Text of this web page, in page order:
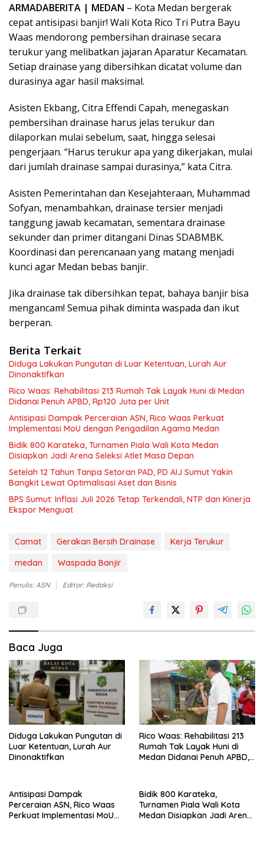
c
e
b
o
o
i
t
t
e
r
n
k
e
d
I
n
e
a
t
s
A
p
ARMADABERITA | MEDAN – Kota Medan bergerak
cepat antisipasi banjir! Wali Kota Rico Tri Putra Bayu
Waas mendorong pembersihan drainase secara
terukur yang melibatkan jajaran Aparatur Kecamatan.
Setiap drainase yang dibersihkan dicatat volume dan
durasinya agar hasil maksimal.
Asisten Ekbang, Citra Effendi Capah, menegaskan
pembersihan drainase harus jelas terukur dan
dilaporkan mulai sebelum, saat, hingga selesai
pengerjaan. “Harus terukur apa yang dikerjakan, mulai
dari jumlah drainase sampai durasinya,” kata Citra.
Asisten Pemerintahan dan Kesejahteraan, Muhammad
Sofyan, menambahkan, drainase tersier menjadi
tanggung jawab kecamatan, sementara drainase
sekunder dan primer ditangani Dinas SDABMBK.
Koordinasi dan perencanaan yang matang menjadi
kunci agar Medan bebas banjir.
Jika drainase tak dibersihkan tepat, bahaya banjir bisa
mengancam! Semua pihak diminta waspada dan ikut
berperan.
Berita Terkait
Diduga Lakukan Pungutan di Luar Ketentuan, Lurah Aur
Dinonaktifkan
Rico Waas: Rehabilitasi 213 Rumah Tak Layak Huni di Medan
Didanai Penuh APBD, Rp120 Juta per Unit
Antisipasi Dampak Perceraian ASN, Rico Waas Perkuat
Implementasi MoU dengan Pengadilan Agama Medan
Bidik 800 Karateka, Turnamen Piala Wali Kota Medan
Disiapkan Jadi Arena Seleksi Atlet Masa Depan
Setelah 12 Tahun Tanpa Setoran PAD, PD AIJ Sumut Yakin
Bangkit Lewat Optimalisasi Aset dan Bisnis
BPS Sumut: Inflasi Juli 2026 Tetap Terkendali, NTP dan Kinerja
Ekspor Menguat
Camat Gerakan Bersih Drainase
Kerja Terukur
medan
Waspada Banjir
Penulis: ASN Editor: Redaksi
Baca Juga
Diduga Lakukan Pungutan di
Luar Ketentuan, Lurah Aur
Dinonaktifkan
Rico Waas: Rehabilitasi 213
Rumah Tak Layak Huni di
Medan Didanai Penuh APBD,
Antisipasi Dampak
Perceraian ASN, Rico Waas
Perkuat Implementasi MoU
Bidik 800 Karateka,
Turnamen Piala Wali Kota
Medan Disiapkan Jadi Arena